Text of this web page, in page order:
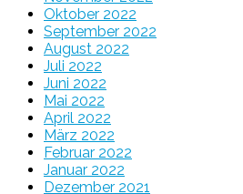
Oktober 2022
September 2022
August 2022
Juli 2022
Juni 2022
Mai 2022
April 2022
März 2022
Februar 2022
Januar 2022
Dezember 2021